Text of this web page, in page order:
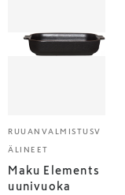
RUUANVALMISTUSV
ÄLINEET
Maku Elements
uunivuoka